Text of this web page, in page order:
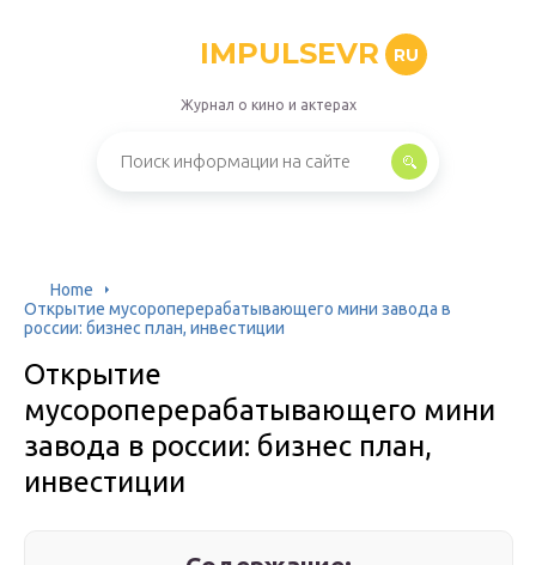
IMPULSEVR RU
Журнал о кино и актерах
Home
Открытие мусороперерабатывающего мини завода в
россии: бизнес план, инвестиции
Открытие
мусороперерабатывающего мини
завода в россии: бизнес план,
инвестиции